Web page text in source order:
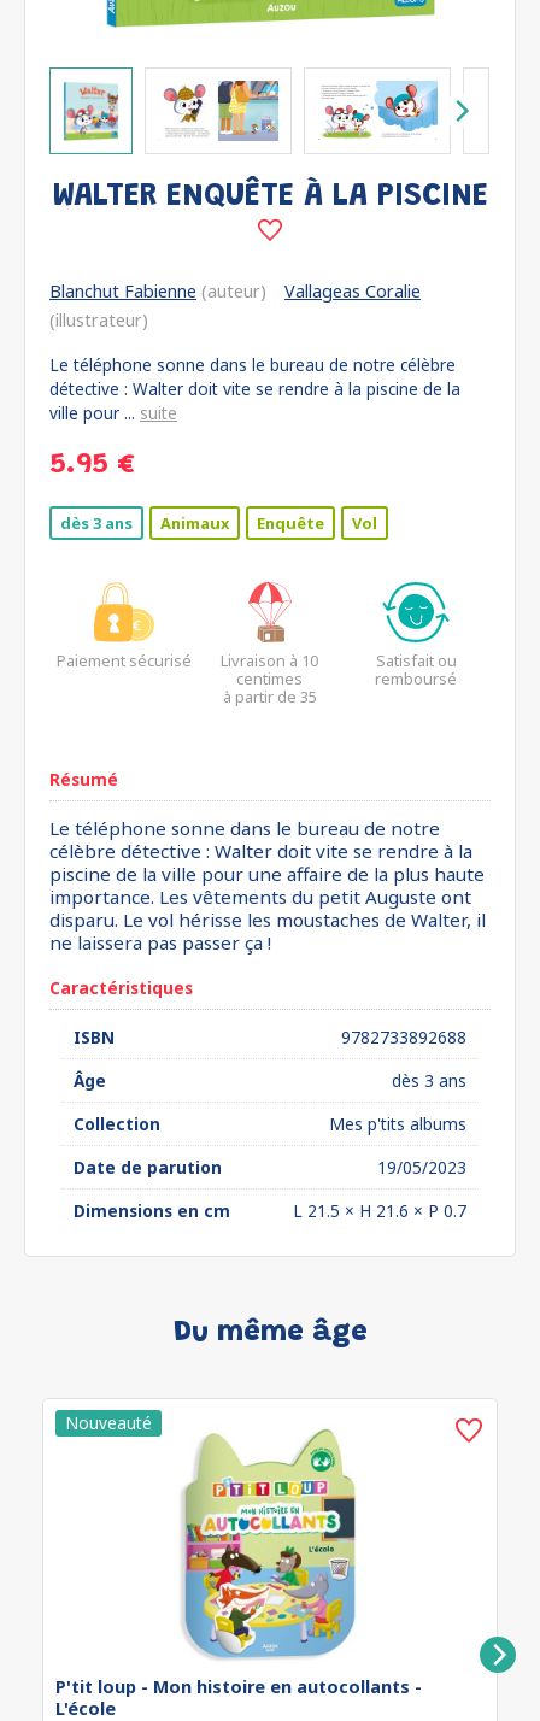
WALTER ENQUÊTE À LA PISCINE
Blanchut Fabienne (auteur)
Vallageas Coralie
(illustrateur)
Le téléphone sonne dans le bureau de notre célèbre
détective : Walter doit vite se rendre à la piscine de la
ville pour ... suite
5.95 €
dès 3 ans Animaux Enquête Vol
Paiement sécurisé
Livraison à 10
centimes
à partir de 35
Satisfait ou
remboursé
Résumé
Le téléphone sonne dans le bureau de notre
célèbre détective : Walter doit vite se rendre à la
piscine de la ville pour une affaire de la plus haute
importance. Les vêtements du petit Auguste ont
disparu. Le vol hérisse les moustaches de Walter, il
ne laissera pas passer ça !
Caractéristiques
ISBN
9782733892688
Âge
dès 3 ans
Collection
Mes p'tits albums
Date de parution
19/05/2023
Dimensions en cm
L 21.5 × H 21.6 × P 0.7
Du même âge
P'tit loup - Mon histoire en autocollants -
L'école